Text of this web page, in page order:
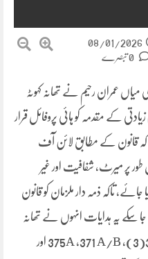
08/01/2026
میاں عمران رحیم نے تھانہ کہوٹہ
جنسی زیادتی کے مقدمہ کو ہائی پروفائل قرار
کہ قانون کے مطابق لائن آف
پر میرٹ، شفافیت اور غیر
تاکہ ذمہ دار ملزمان کو قانون
جا سکے یہ ہدایات انہوں نے تھانہ
کہوٹہ میں تعزیرات پاکستان کی دفعات 376(3), 375A ,371 A/B اور